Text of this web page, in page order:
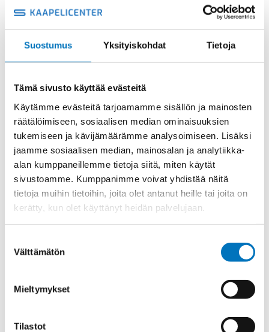
Suostumus Yksityiskohdat Tietoja
Tämä sivusto käyttää evästeitä
Käytämme evästeitä tarjoamamme sisällön ja mainosten
räätälöimiseen, sosiaalisen median ominaisuuksien
tukemiseen ja kävijämäärämme analysoimiseen. Lisäksi
jaamme sosiaalisen median, mainosalan ja analytiikka-
alan kumppaneillemme tietoja siitä, miten käytät
sivustoamme. Kumppanimme voivat yhdistää näitä
tietoja muihin tietoihin, joita olet antanut heille tai joita on
kerätty, kun olet käyttänyt heidän palvelujaan.
valinta
Välttämätön
Mieltymykset
Tilastot
Toimitusaika: 1-7 päivää
Yli 35kg:n toimituskulut toteutuneiden kulujen mukaan.
Valmistaja
Korkeus H
16.5
Kierteen Pituus Gl
Tuotenimi/Malli
RS-INOX
Etim 7
EC000938
Materiaali
INOX 1.4305
Kierre
Metr.
M 50 x 1,5
RoHS;M
-20
95
'-20°C to +95°C